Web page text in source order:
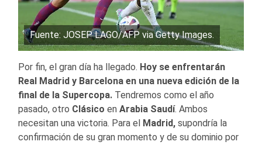
Fuente: JOSEP LAGO/AFP via Getty Images.
Por fin, el gran día ha llegado. Hoy se enfrentarán
Real Madrid y Barcelona en una nueva edición de la
final de la Supercopa. Tendremos como el año
pasado, otro Clásico en Arabia Saudí. Ambos
necesitan una victoria. Para el Madrid, supondría la
confirmación de su gran momento y de su dominio por